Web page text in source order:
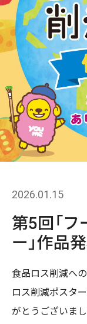
2026.01.15
第5回「
ー」作品
食品ロス削減へ
ロス削減ポスタ
がとうございまし